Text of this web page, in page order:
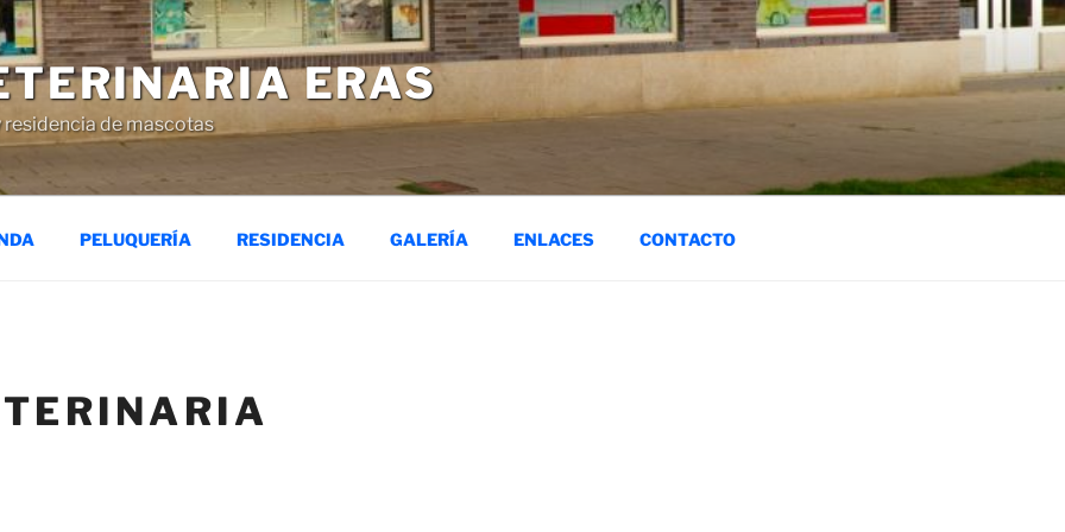
ERAS
residencia de mascotas
PELUQUERÍA RESIDENCIA GALERÍA ENLACES CONTACTO